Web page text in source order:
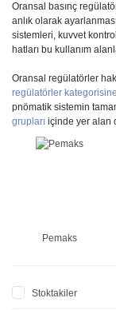
Oransal basınç
anlık olarak
sistemleri, kuvvet
hatları bu kullanım
Oransal regülatörler
regülatörler kategorisine
pnömatik sistemin
grupları içinde yer alan
Pemaks
Stoktakiler